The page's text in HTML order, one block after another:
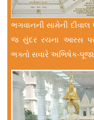
ભગવાનની સામેની
જ સુંદર રચના આરસ
ભક્તો સવારે અભિષેક-